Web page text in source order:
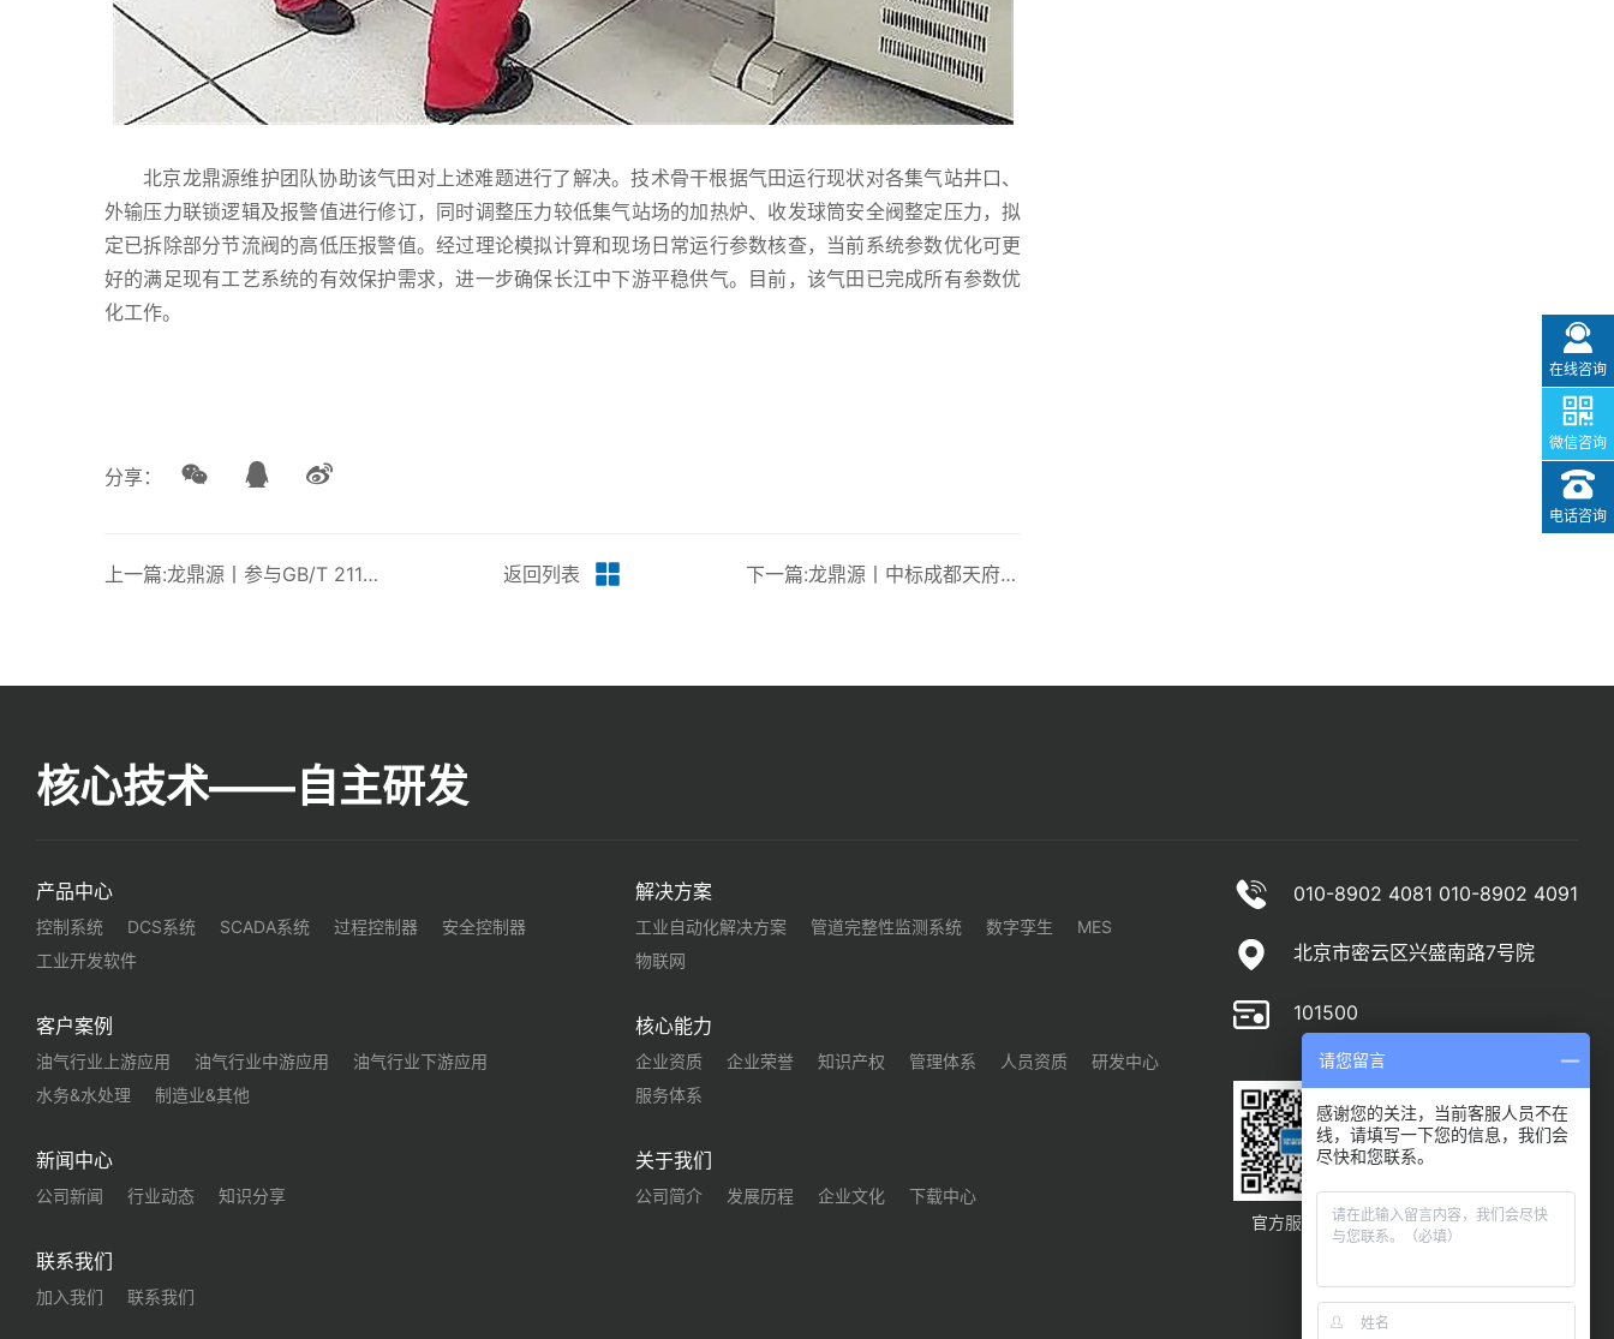
北京龙鼎源维护团队协助该气田对上述难题进行了解决。技术骨干根据气田运行现状对各集气站井口、
外输压力联锁逻辑及报警值进行修订，同时调整压力较低集气站场的加热炉、收发球筒安全阀整定压力，拟
定已拆除部分节流阀的高低压报警值。经过理论模拟计算和现场日常运行参数核查，当前系统参数优化可更
好的满足现有工艺系统的有效保护需求，进一步确保长江中下游平稳供气。目前，该气田已完成所有参数优
化工作。
分享：
上一篇:龙鼎源丨参与GB/T 21109.1标准修订 返回列表 下一篇:龙鼎源丨中标成都天府国际机场天然气调压站及场内管网工程项目
核心技术——自主研发
产品中心
控制系统 DCS系统 SCADA系统 过程控制器
安全控制器
工业开发软件
解决方案
工业自动化解决方案 管道完整性监测系统 数字孪生
MES
物联网
客户案例
油气行业上游应用 油气行业中游应用
油气行业下游应用
水务&水处理
制造业&其他
核心能力
企业资质 企业荣誉 知识产权 管理体系 人员资质
研发中心
服务体系
新闻中心
公司新闻 行业动态 知识分享
关于我们
公司简介 发展历程 企业文化 下载中心
联系我们
加入我们 联系我们
010-8902 4081 010-8902 4091
北京市密云区兴盛南路7号院
101500
官方服务号 官方订阅号
在线咨询
微信咨询
电话咨询
请您留言
感谢您的关注，当前客服人员不在
线，请填写一下您的信息，我们会
尽快和您联系。